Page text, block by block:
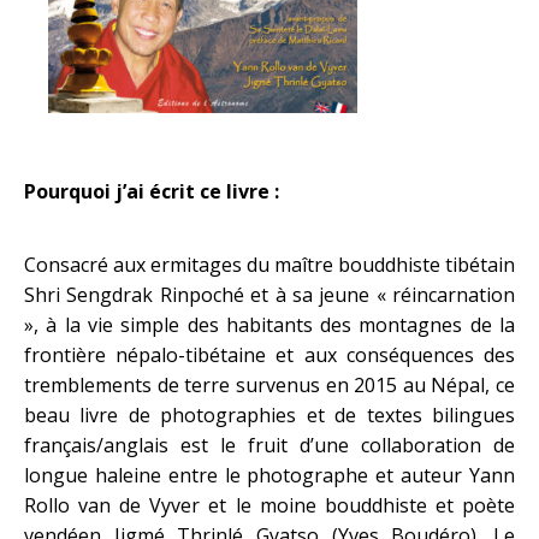
Pourquoi j’ai écrit ce livre :
Consacré aux ermitages du maître bouddhiste tibétain
Shri Sengdrak Rinpoché et à sa jeune « réincarnation
», à la vie simple des habitants des montagnes de la
frontière népalo-tibétaine et aux conséquences des
tremblements de terre survenus en 2015 au Népal, ce
beau livre de photographies et de textes bilingues
français/anglais est le fruit d’une collaboration de
longue haleine entre le photographe et auteur Yann
Rollo van de Vyver et le moine bouddhiste et poète